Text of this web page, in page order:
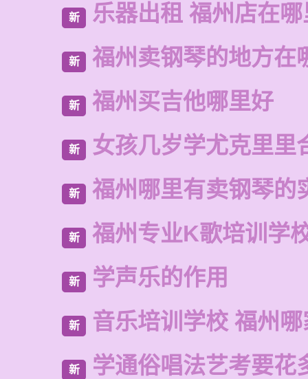
新 乐器出租 福州店在
新 福州卖钢琴的地方在
新 福州买吉他哪里好
新 女孩几岁学尤克里里
新 福州哪里有卖钢琴的
新 福州专业K歌培训学
新 学声乐的作用
新 音乐培训学校 福州
新 学通俗唱法艺考要花